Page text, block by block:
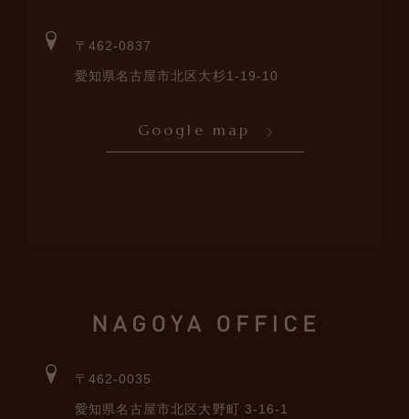
〒462-0837
愛知県名古屋市北区大杉1-19-10
Google map
〒462-0035
愛知県名古屋市北区大野町 3-16-1